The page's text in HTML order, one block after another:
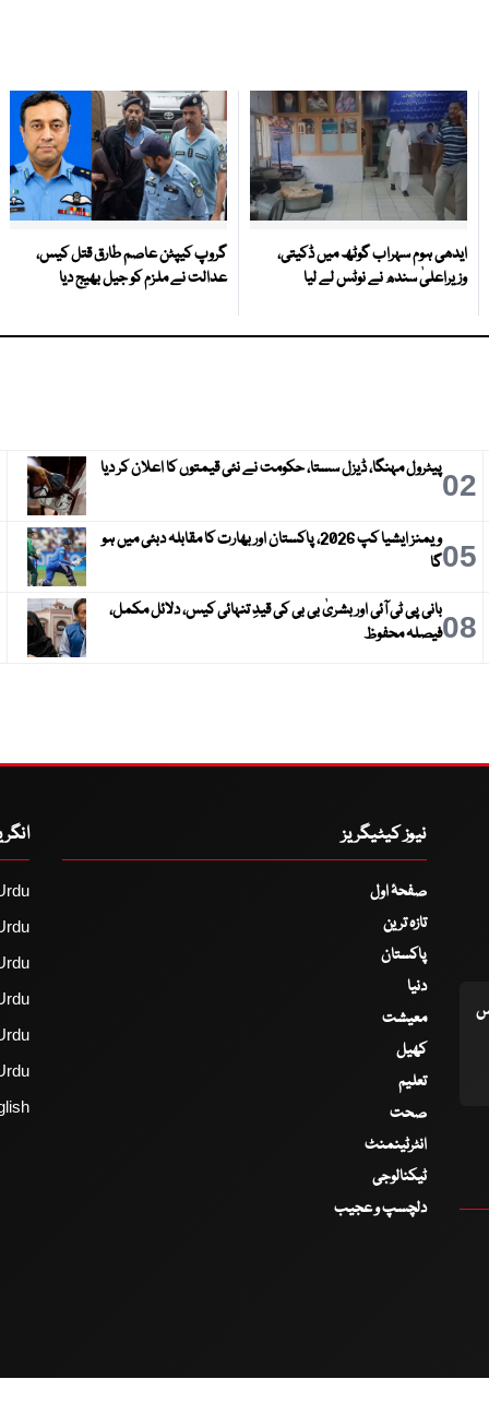
ایدھی ہوم سہراب گوٹھ میں ڈکیتی،
وزیراعلیٰ سندھ نے نوٹس لے لیا
گروپ کیپٹن عاصم طارق قتل کیس،
عدالت نے ملزم کو جیل بھیج دیا
02پیٹرول مہنگا، ڈیزل سستا، حکومت نے نئی قیمتوں کا اعلان کر دیا
05
ویمنز ایشیا کپ 2026، پاکستان اور بھارت کا مقابلہ دبئی میں ہو
گا
08بانی پی ٹی آئی اور بشریٰ بی بی کی قیدِ تنہائی کیس، دلائل مکمل،
فیصلہ محفوظ
نیوز کیٹیگریز
صفحۂ اول
تازہ ترین
پاکستان
دنیا
معیشت
کھیل
تعلیم
صحت
انٹرٹینمنٹ
ٹیکنالوجی
دلچسپ و عجیب